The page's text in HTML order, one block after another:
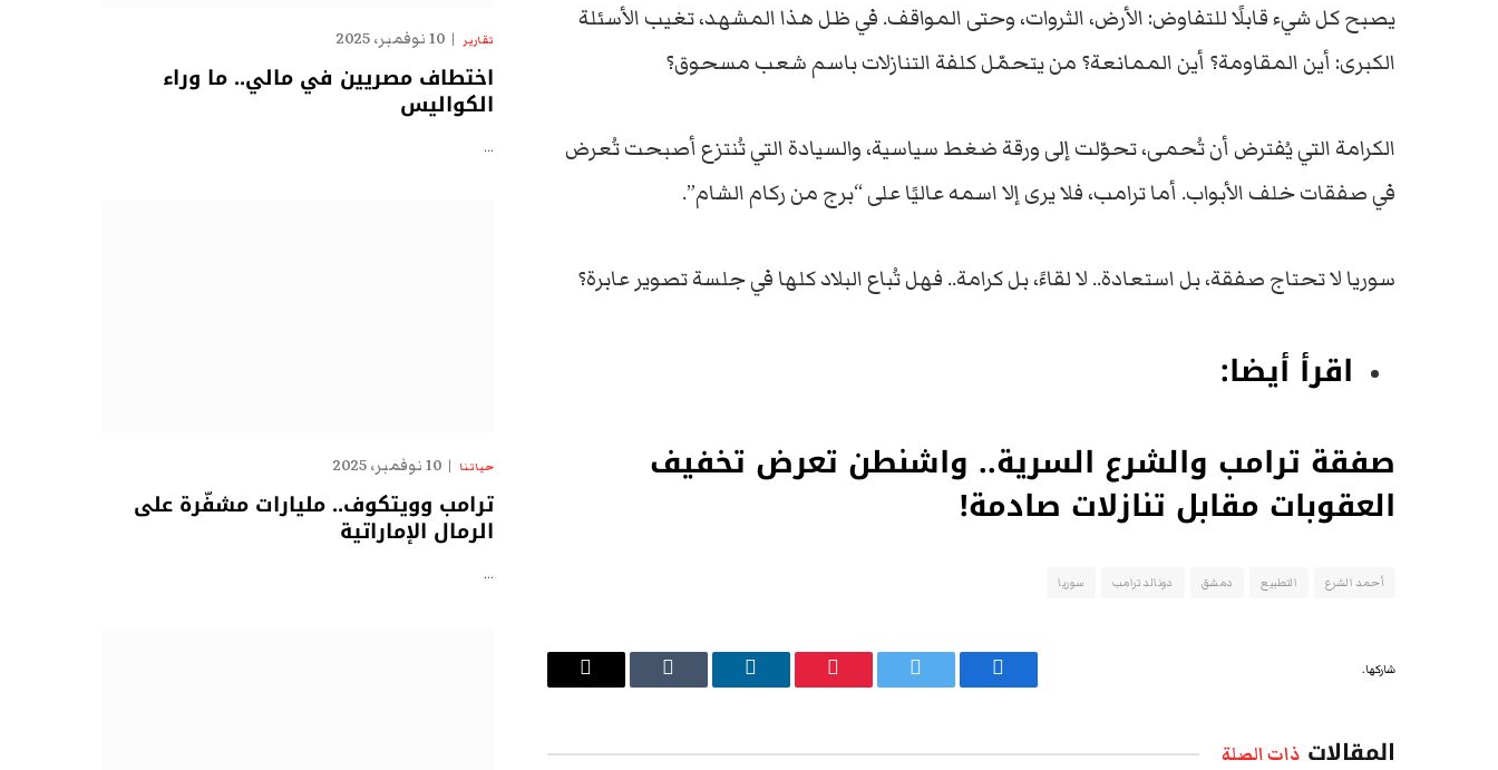
يصبحكلشيءقابلًاللتفاوض: الأرض،الثروات،وحتىالمواقف. فيظلهذاالمشهد،تغيبالأسئلة
الكبرى: أينالمقاومة؟ أينالممانعة؟ منيتحمّلكلفةالتنازلاتباسمشعبمسحوق؟
الكرامةالتييُفترضأنتُحمى،تحوّلتإلىورقةضغط سياسية،والسيادةالتيتُنتزعأصبحتتُعرض
فيصفقاتخلفالأبواب. أماترامب،فلايرىإلااسمهعاليًاعلى “برج منركامالشام”.
سوريا لاتحتاج صفقة،بلاستعادة.. لالقاءً،بلكرامة.. فهلتُباعالبلادكلها فيجلسةتصوير عابرة؟
اقرأ أيضا:
صفقة ترامب والشرع السرية.. واشنطن تعرض تخفيف
العقوبات مقابل تنازلات صادمة!
أحمد الشرع التطبيع دمشق دونالد ترامب سوريا
شاركها.
فيسبوك تويتر بينتيريست لينكدإن Tumblr
البريد
المقالات ذات الصلة
تقارير 10 نوفمبر، 2025
اختطاف مصريين في مالي.. ما وراء
الكواليس
…
حياتنا 10 نوفمبر، 2025
ترامب وويتكوف.. مليارات مشفّرة على
الرمال الإماراتية
…